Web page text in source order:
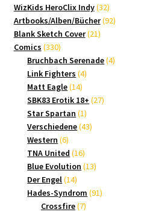
Produkte
WizKids HeroClix Indy 3232
Produkte
Artbooks/Alben/Bücher 9292
Blank Sketch Cover 2121
Comics 330330
Produkte
Bruchbach Serenade 44
Link Fighters 44
Matt Eagle 1414
Produkte
SBK83 Erotik 18+ 2727
Star Spartan 11
Produkt
Verschiedene 4343
Western 66
Produkte
TNA United 1616
Produkte
Blue Evolution 1313
Der Engel 1414
Produkte
Hades-Syndrom 9191
Crossfire 77